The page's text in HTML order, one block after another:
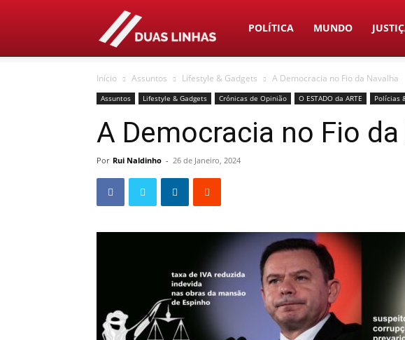
Duas
Linhas
POLÍTICA MUNDO
Início Assuntos Lifestyle & Gadgets A Democracia no Fio da Navalha
Assuntos Lifestyle & Gadgets Crónicas de Opinião O ESTADO da ARTE Polícias
A Democracia no Fio
Por Rui Naldinho - 26 de Janeiro, 2024